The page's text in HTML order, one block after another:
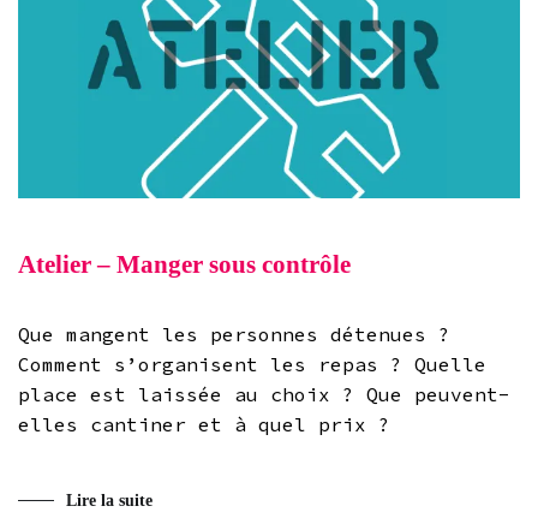
Atelier – Manger sous contrôle
Que mangent les personnes détenues ?
Comment s’organisent les repas ? Quelle
place est laissée au choix ? Que peuvent-
elles cantiner et à quel prix ?
Lire la suite